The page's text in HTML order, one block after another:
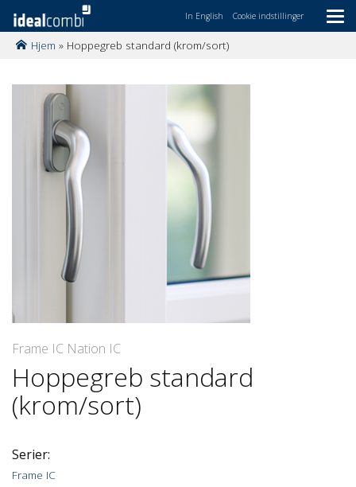
indholdet
In English Cookie indstillinger
Hjem » Hoppegreb standard (krom/sort)
Frame IC Nation IC
Hoppegreb standard
(krom/sort)
Serier:
Frame IC